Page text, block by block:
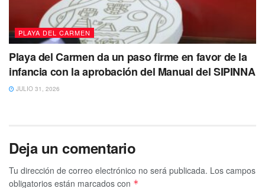
PLAYA DEL CARMEN
Playa del Carmen da un paso firme en favor de la
infancia con la aprobación del Manual del SIPINNA
JULIO 31, 2026
Deja un comentario
Tu dirección de correo electrónico no será publicada. Los campos
obligatorios están marcados con *